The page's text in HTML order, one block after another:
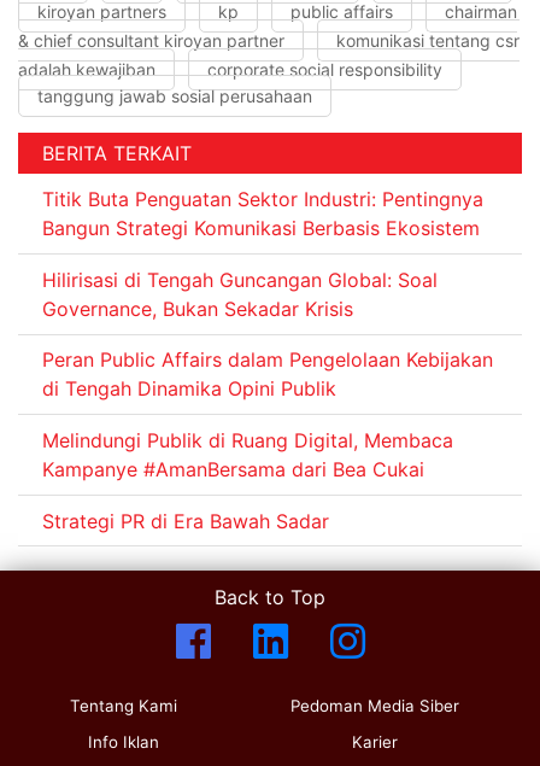
kiroyan partners
kp public affairs
chairman
& chief consultant kiroyan partner
komunikasi tentang csr
adalah kewajiban
corporate social responsibility
tanggung jawab sosial perusahaan
BERITA TERKAIT
Titik Buta Penguatan Sektor Industri: Pentingnya
Bangun Strategi Komunikasi Berbasis Ekosistem
Hilirisasi di Tengah Guncangan Global: Soal
Governance, Bukan Sekadar Krisis
Peran Public Affairs dalam Pengelolaan Kebijakan
di Tengah Dinamika Opini Publik
Melindungi Publik di Ruang Digital, Membaca
Kampanye #AmanBersama dari Bea Cukai
Strategi PR di Era Bawah Sadar
Back to Top
Tentang Kami
Info Iklan
Pedoman Media Siber
Karier